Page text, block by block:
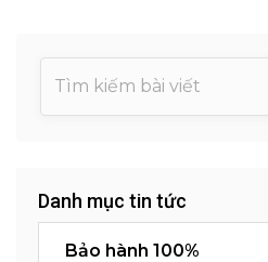
Danh mục tin tức
Bảo hành 100%